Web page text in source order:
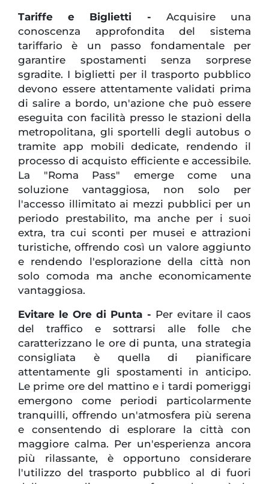
Tariffe e Biglietti - Acquisire una
conoscenza approfondita del sistema
tariffario è un passo fondamentale per
garantire spostamenti senza sorprese
sgradite. I biglietti per il trasporto pubblico
devono essere attentamente validati prima
di salire a bordo, un'azione che può essere
eseguita con facilità presso le stazioni della
metropolitana, gli sportelli degli autobus o
tramite app mobili dedicate, rendendo il
processo di acquisto efficiente e accessibile.
La "Roma Pass" emerge come una
soluzione vantaggiosa, non solo per
l'accesso illimitato ai mezzi pubblici per un
periodo prestabilito, ma anche per i suoi
extra, tra cui sconti per musei e attrazioni
turistiche, offrendo così un valore aggiunto
e rendendo l'esplorazione della città non
solo comoda ma anche economicamente
vantaggiosa.
Evitare le Ore di Punta - Per evitare il caos
del traffico e sottrarsi alle folle che
caratterizzano le ore di punta, una strategia
consigliata è quella di pianificare
attentamente gli spostamenti in anticipo.
Le prime ore del mattino e i tardi pomeriggi
emergono come periodi particolarmente
tranquilli, offrendo un'atmosfera più serena
e consentendo di esplorare la città con
maggiore calma. Per un'esperienza ancora
più rilassante, è opportuno considerare
l'utilizzo del trasporto pubblico al di fuori